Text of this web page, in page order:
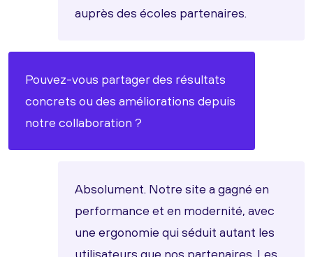
auprès des écoles partenaires.
Pouvez-vous partager des résultats
concrets ou des améliorations depuis
notre collaboration ?
Absolument. Notre site a gagné en
performance et en modernité, avec
une ergonomie qui séduit autant les
utilisateurs que nos partenaires. Les